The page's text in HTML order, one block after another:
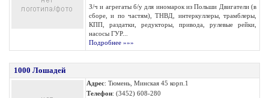
З/ч и агрегаты б/у для иномарок из Польши Двигатели (в
сборе, и по частям), ТНВД, интеркуллеры, трамблеры,
КПП, раздатки, редукторы, привода, рулевые рейки,
насосы ГУР...
Подробнее »»»
1000 Лошадей
Адрес: Тюмень, Минская 45 корп.1
Телефон: (3452) 608-280